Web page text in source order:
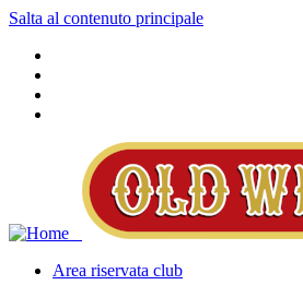
Salta al contenuto principale
Area riservata club